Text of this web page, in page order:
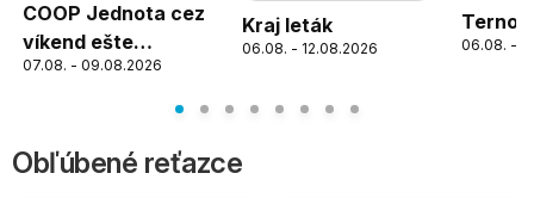
COOP Jednota cez
víkend ešte
výhodnejšie
07.08. - 09.08.2026
Kraj leták
06.08. - 12.08.2026
Terno
06.08. -
Obľúbené reťazce